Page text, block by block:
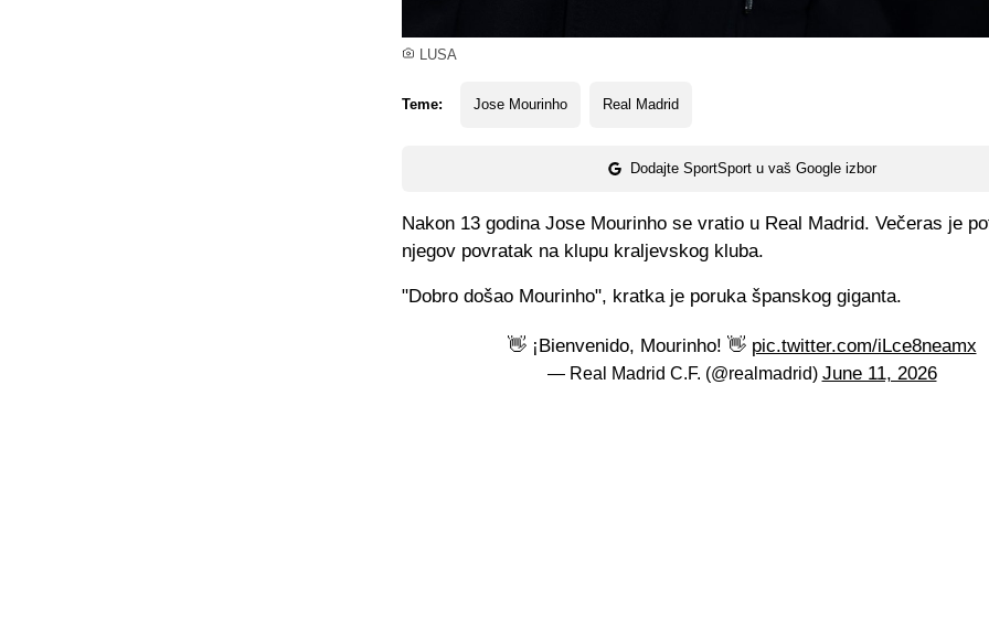
LUSA
Teme: Jose Mourinho Real Madrid
Dodajte SportSport u vaš Google izbor
Nakon 13 godina Jose Mourinho se vratio u Real Madrid. Večeras je
njegov povratak na klupu kraljevskog kluba.
"Dobro došao Mourinho", kratka je poruka španskog giganta.
👋 ¡Bienvenido, Mourinho! 👋 pic.twitter.com/iLce8neamx
— Real Madrid C.F. (@realmadrid) June 11, 2026